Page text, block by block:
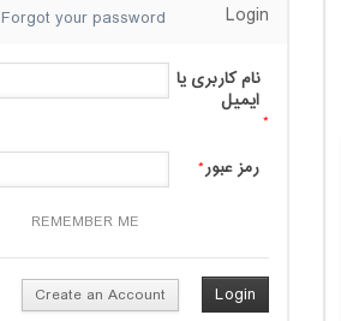
Login
Forgot your password?
نام کاربری یا
ایمیل
*
رمز عبور*
REMEMBER ME
Create an Account